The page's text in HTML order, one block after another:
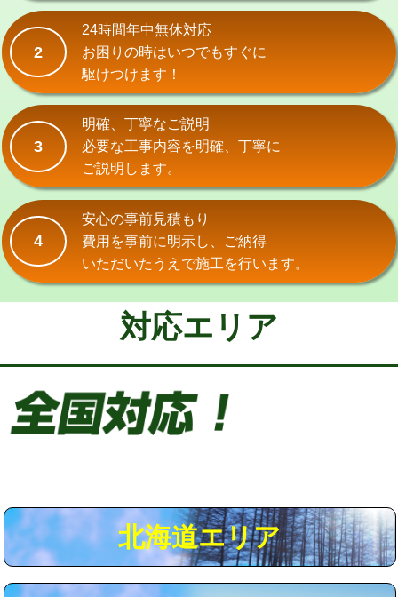
交換・取付(排水栓・排水トラップ
（P/S/ポップアップ））
交換・取付（その他部品）
持込商品取付（単水栓）
持込商品取付（混合水栓） 16,500円
持込商品取付（浄水器・分岐水栓） 16,500円
給水管工事※（ホール加工)
給水管工事※（バンド止め) 3,300円
給水管工事※（支持金具設置) 5,500円
給水管工事※（保温材使用（バンド止
5,500円
給水管工事※（土の掘削・埋め戻し作
業)
用（追加）/3ｍ超え)
給水管工事※（ライニング鋼管・銅
44,000円
2
24時間年中無休対応
お困りの時はいつでもすぐに
駆けつけます！
3
明確、丁寧なご説明
必要な工事内容を明確、丁寧に
ご説明します。
4
安心の事前見積もり
費用を事前に明示し、ご納得
いただいたうえで施工を行います。
対応エリア
北海道エリア